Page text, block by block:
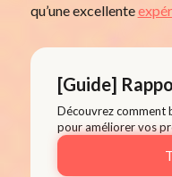
qu’une excellente
[Guide]
Découvrez comment
pour améliorer vos